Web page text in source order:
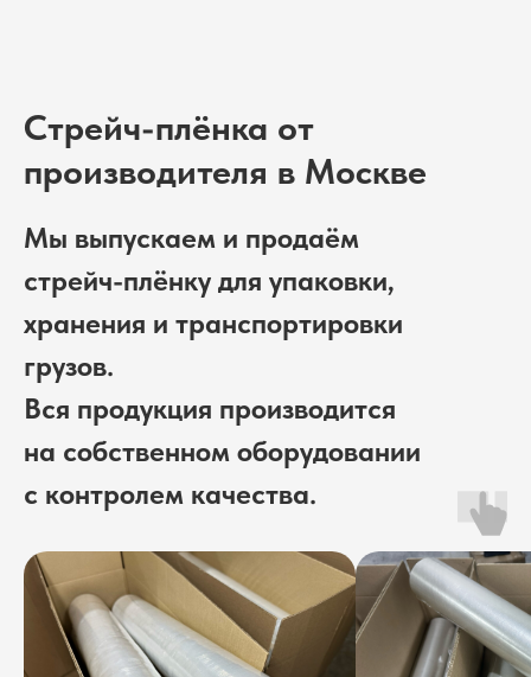
Стрейч-плёнка от
производителя в Москве
Мы выпускаем и продаём
стрейч-плёнку для упаковки,
хранения и транспортировки
грузов.
Вся продукция производится
на собственном оборудовании
с контролем качества.